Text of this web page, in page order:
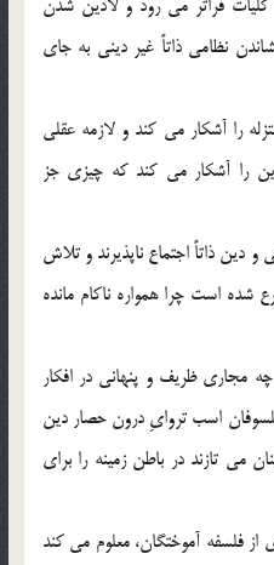
نظامي ذاتاً غير ديني به جاي
را آشكار مي كند و لازمه عقلي
را آشكار مي كند كه چيزي جز
و دين ذاتاً اجتماع ناپذيرند و تلاش
است چرا همواره ناكام مانده
مجاري ظريف و پنهاني در افكار
اسب تروايِ درون حصار دين
مي تازند در باطن زمينه را براي
فلسفه آموختگان، معلوم مي كند